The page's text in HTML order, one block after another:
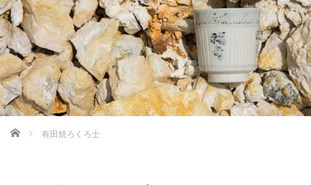
Home 有田焼ろくろ士